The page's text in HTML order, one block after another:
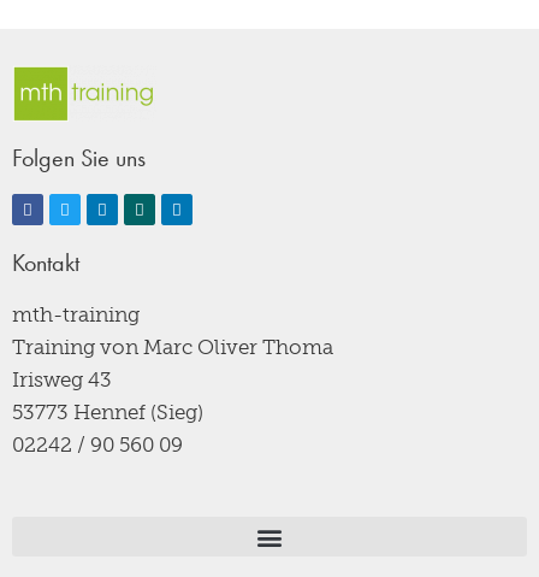
Folgen Sie uns
Kontakt
mth-training
Training von Marc Oliver Thoma
Irisweg 43
53773 Hennef (Sieg)
02242 / 90 560 09